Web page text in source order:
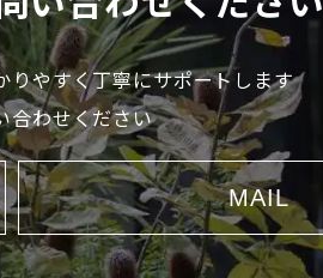
りやすく丁寧にサポートします
合わせください
MAIL